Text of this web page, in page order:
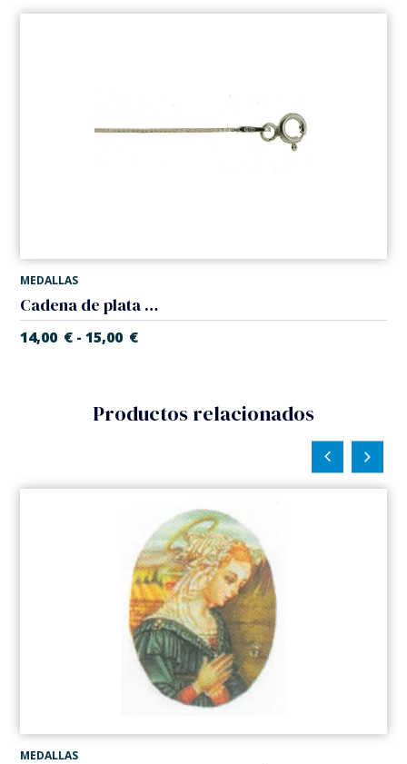
MEDALLAS
Cadena de plata de Ley modelo 'Venecia'. Grosor 0,75 mm
14,00 € - 15,00 €
Productos relacionados
MEDALLAS